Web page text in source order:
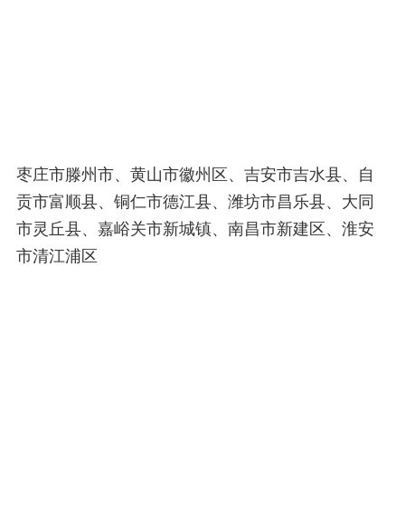
枣庄市滕州市、黄山市徽州区、吉安市吉水县、自
贡市富顺县、铜仁市德江县、潍坊市昌乐县、大同
市灵丘县、嘉峪关市新城镇、南昌市新建区、淮安
市清江浦区